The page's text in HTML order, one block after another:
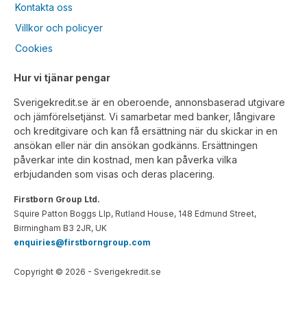
Kontakta oss
Villkor och policyer
Cookies
Hur vi tjänar pengar
Sverigekredit.se är en oberoende, annonsbaserad utgivare
och jämförelsetjänst. Vi samarbetar med banker, långivare
och kreditgivare och kan få ersättning när du skickar in en
ansökan eller när din ansökan godkänns. Ersättningen
påverkar inte din kostnad, men kan påverka vilka
erbjudanden som visas och deras placering.
Firstborn Group Ltd.
Squire Patton Boggs Llp, Rutland House, 148 Edmund Street,
Birmingham B3 2JR, UK
enquiries@firstborngroup.com
Copyright © 2026 - Sverigekredit.se